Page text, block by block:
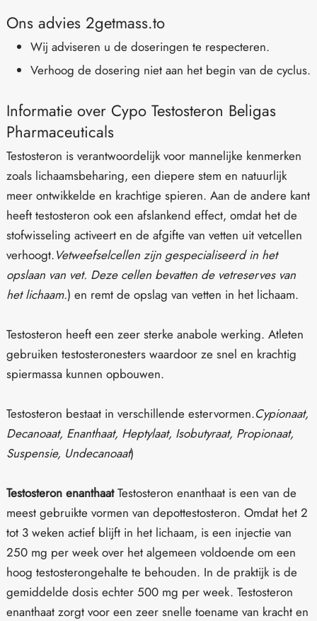
Ons advies 2getmass.to
Wij adviseren u de doseringen te respecteren.
Verhoog de dosering niet aan het begin van de cyclus.
Informatie over Cypo Testosteron Beligas
Pharmaceuticals
Testosteron is verantwoordelijk voor mannelijke kenmerken
zoals lichaamsbeharing, een diepere stem en natuurlijk
meer ontwikkelde en krachtige spieren. Aan de andere kant
heeft testosteron ook een afslankend effect, omdat het de
stofwisseling activeert en de afgifte van vetten uit vetcellen
verhoogt.Vetweefselcellen zijn gespecialiseerd in het
opslaan van vet. Deze cellen bevatten de vetreserves van
het lichaam.) en remt de opslag van vetten in het lichaam.
Testosteron heeft een zeer sterke anabole werking. Atleten
gebruiken testosteronesters waardoor ze snel en krachtig
spiermassa kunnen opbouwen.
Testosteron bestaat in verschillende estervormen.Cypionaat,
Decanoaat, Enanthaat, Heptylaat, Isobutyraat, Propionaat,
Suspensie, Undecanoaat)
Testosteron enanthaatTestosteron enanthaat is een van de
meest gebruikte vormen van depottestosteron. Omdat het 2
tot 3 weken actief blijft in het lichaam, is een injectie van
250 mg per week over het algemeen voldoende om een
hoog testosterongehalte te behouden. In de praktijk is de
gemiddelde dosis echter 500 mg per week. Testosteron
enanthaat zorgt voor een zeer snelle toename van kracht en